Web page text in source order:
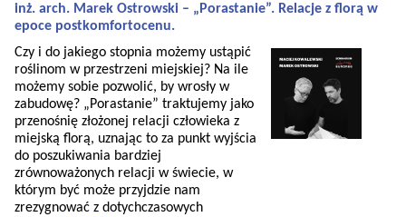
inż. arch. Marek Ostrowski – „Porastanie”. Relacje z florą w
epoce postkomfortocenu.
Czy i do jakiego stopnia możemy ustąpić
roślinom w przestrzeni miejskiej? Na ile
możemy sobie pozwolić, by wrosły w
zabudowę? „Porastanie” traktujemy jako
przenośnię złożonej relacji człowieka z
miejską florą, uznając to za punkt wyjścia
do poszukiwania bardziej
zrównoważonych relacji w świecie, w
którym być może przyjdzie nam
zrezygnować z dotychczasowych